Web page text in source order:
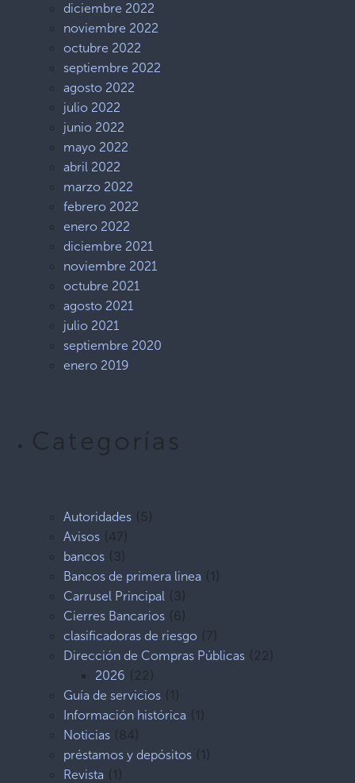
diciembre 2022
noviembre 2022
octubre 2022
septiembre 2022
agosto 2022
julio 2022
junio 2022
mayo 2022
abril 2022
marzo 2022
febrero 2022
enero 2022
diciembre 2021
noviembre 2021
octubre 2021
agosto 2021
julio 2021
septiembre 2020
enero 2019
Categorías
Autoridades (5)
Avisos (47)
bancos (3)
Bancos de primera linea (1)
Carrusel Principal (3)
Cierres Bancarios (6)
clasificadoras de riesgo (7)
Dirección de Compras Públicas (22)
2026 (22)
Guía de servicios (1)
Información histórica (1)
Noticias (84)
préstamos y depósitos (1)
Revista (1)